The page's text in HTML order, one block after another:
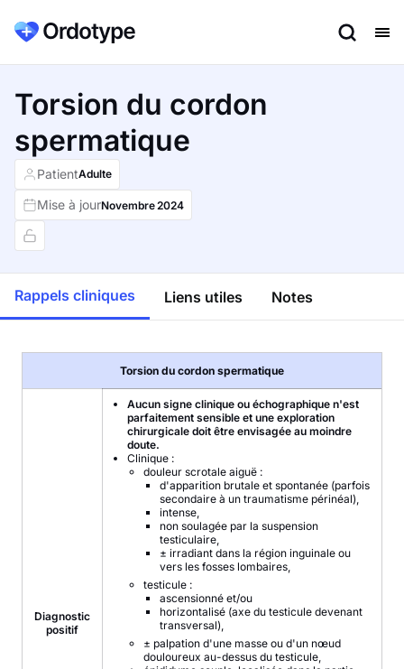
Torsion du cordon
spermatique
PatientAdulte
Mise à jourNovembre2024
Rappels cliniques Liens utiles Notes
Torsion du cordon spermatique
Diagnostic
positif
Aucun signe clinique ou échographique n'est
parfaitement sensible et une exploration
chirurgicale doit être envisagée au moindre
doute.
Clinique :
douleur scrotale aiguë :
d'apparition brutale et spontanée (parfois
secondaire à un traumatisme périnéal),
intense,
non soulagée par la suspension
testiculaire,
± irradiant dans la région inguinale ou
vers les fosses lombaires,
testicule :
ascensionné et/ou
horizontalisé (axe du testicule devenant
transversal),
± palpation d'une masse ou d'un nœud
douloureux au-dessus du testicule,